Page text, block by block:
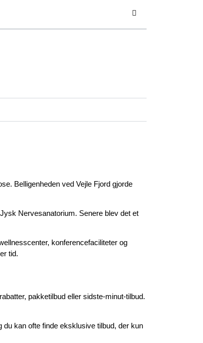
Belligenheden ved Vejle Fjord gjorde
Nervesanatorium. Senere blev det et
konferencefaciliteter og
tid.
pakketilbud eller sidste-minut-tilbud.
kan ofte finde eksklusive tilbud, der kun